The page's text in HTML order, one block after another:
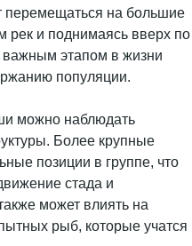
перемещаться на большие
рек и поднимаясь вверх по
важным этапом в жизни
популяции.
можно наблюдать
Более крупные
позиции в группе, что
стада и
может влиять на
рыб, которые учатся